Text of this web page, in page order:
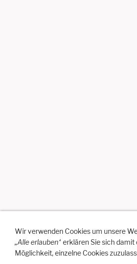
Hilfe
Wir verwenden Cookies um unsere
„Alle erlauben“ erklären Sie sich
Möglichkeit, einzelne Cookies